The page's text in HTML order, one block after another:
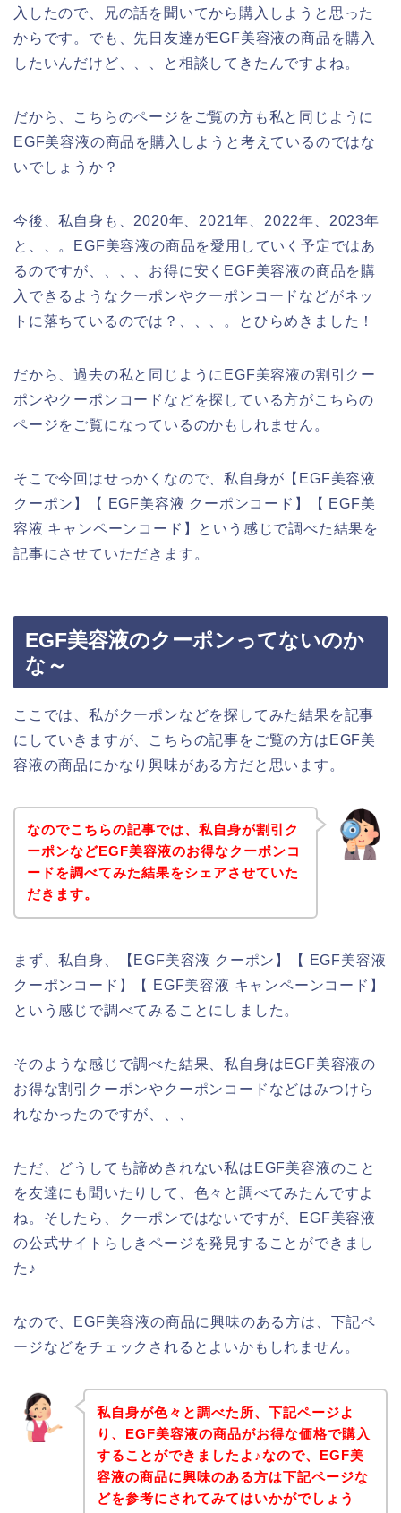
入したので、兄の話を聞いてから購入しようと思った
からです。でも、先日友達がEGF美容液の商品を購入
したいんだけど、、、と相談してきたんですよね。
だから、こちらのページをご覧の方も私と同じように
EGF美容液の商品を購入しようと考えているのではな
いでしょうか？
今後、私自身も、2020年、2021年、2022年、2023年
と、、。EGF美容液の商品を愛用していく予定ではあ
るのですが、、、、お得に安くEGF美容液の商品を購
入できるようなクーポンやクーポンコードなどがネッ
トに落ちているのでは？、、、。とひらめきました！
だから、過去の私と同じようにEGF美容液の割引クー
ポンやクーポンコードなどを探している方がこちらの
ページをご覧になっているのかもしれません。
そこで今回はせっかくなので、私自身が【EGF美容液
クーポン】【 EGF美容液 クーポンコード】【 EGF美
容液 キャンペーンコード】という感じで調べた結果を
記事にさせていただきます。
EGF美容液のクーポンってないのか
な～
ここでは、私がクーポンなどを探してみた結果を記事
にしていきますが、こちらの記事をご覧の方はEGF美
容液の商品にかなり興味がある方だと思います。
なのでこちらの記事では、私自身が割引ク
ーポンなどEGF美容液のお得なクーポンコ
ードを調べてみた結果をシェアさせていた
だきます。
まず、私自身、【EGF美容液 クーポン】【 EGF美容液
クーポンコード】【 EGF美容液 キャンペーンコード】
という感じで調べてみることにしました。
そのような感じで調べた結果、私自身はEGF美容液の
お得な割引クーポンやクーポンコードなどはみつけら
れなかったのですが、、、
ただ、どうしても諦めきれない私はEGF美容液のこと
を友達にも聞いたりして、色々と調べてみたんですよ
ね。そしたら、クーポンではないですが、EGF美容液
の公式サイトらしきページを発見することができまし
た♪
なので、EGF美容液の商品に興味のある方は、下記ペ
ージなどをチェックされるとよいかもしれません。
私自身が色々と調べた所、下記ページよ
り、EGF美容液の商品がお得な価格で購入
することができましたよ♪なので、EGF美
容液の商品に興味のある方は下記ページな
どを参考にされてみてはいかがでしょう